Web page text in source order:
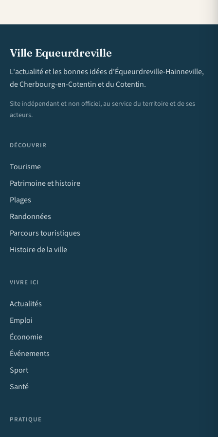
Ville Equeurdreville
L'actualité et les bonnes idées d'Équeurdreville-Hainneville,
de Cherbourg-en-Cotentin et du Cotentin.
Site indépendant et non officiel, au service du territoire et de ses
acteurs.
DÉCOUVRIR
Tourisme
Patrimoine et histoire
Plages
Randonnées
Parcours touristiques
Histoire de la ville
VIVRE ICI
Actualités
Emploi
Économie
Événements
Sport
Santé
PRATIQUE